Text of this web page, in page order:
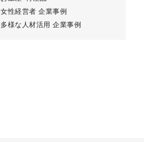
女性経営者 企業事例
多様な人材活用 企業事例